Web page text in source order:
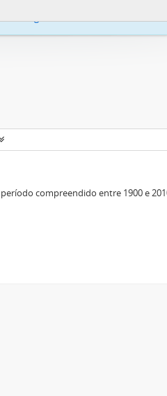
o carregamento de conteúdos.
compreendido entre 1900 e